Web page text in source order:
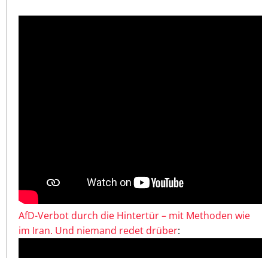
AfD-Verbot durch die Hintertür – mit Methoden wie
im Iran. Und niemand redet drüber: